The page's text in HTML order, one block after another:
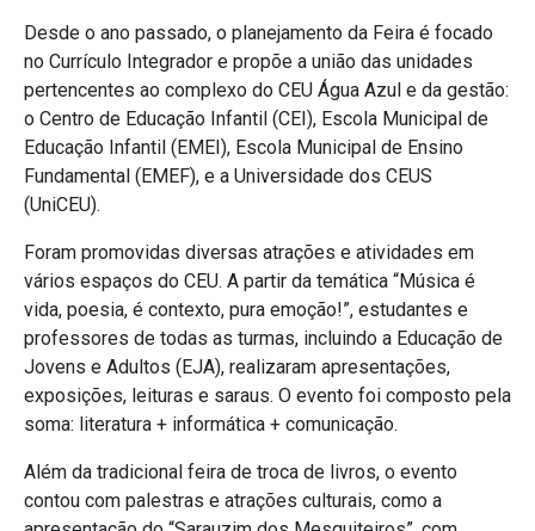
Desde o ano passado, o planejamento da Feira é focado
no Currículo Integrador e propõe a união das unidades
pertencentes ao complexo do CEU Água Azul e da gestão:
o Centro de Educação Infantil (CEI), Escola Municipal de
Educação Infantil (EMEI), Escola Municipal de Ensino
Fundamental (EMEF), e a Universidade dos CEUS
(UniCEU).
Foram promovidas diversas atrações e atividades em
vários espaços do CEU. A partir da temática “Música é
vida, poesia, é contexto, pura emoção!”, estudantes e
professores de todas as turmas, incluindo a Educação de
Jovens e Adultos (EJA), realizaram apresentações,
exposições, leituras e saraus. O evento foi composto pela
soma: literatura + informática + comunicação.
Além da tradicional feira de troca de livros, o evento
contou com palestras e atrações culturais, como a